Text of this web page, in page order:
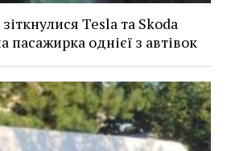
Tesla та Skoda
пасажирка однієї з автівок